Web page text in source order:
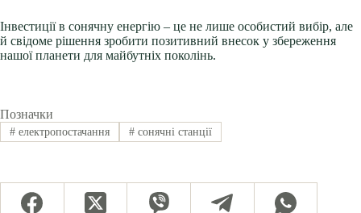
Інвестиції в сонячну енергію – це не лише особистий вибір, але
й свідоме рішення зробити позитивний внесок у збереження
нашої планети для майбутніх поколінь.
Позначки
#електропостачання #сонячні станції